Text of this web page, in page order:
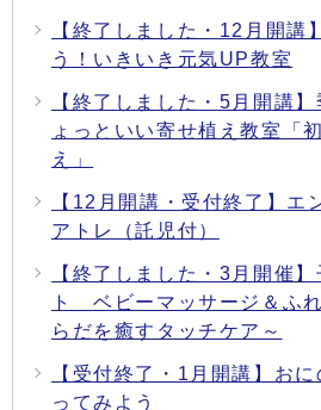
【終了しました・12月開講
う！いきいき元気UP教室
【終了しました・5月開講
ょっといい寄せ植え教室「
え」
【12月開講・受付終了】エ
アトレ（託児付）
【終了しました・3月開催
ト ベビーマッサージ＆ふ
らだを癒すタッチケア～
【受付終了・1月開講】お
ってみよう